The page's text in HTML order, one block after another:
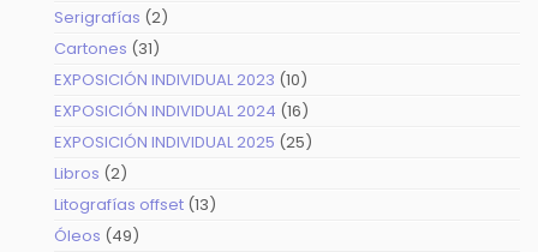
Serigrafías 22
Cartones 3131
productos
EXPOSICIÓN INDIVIDUAL 2023 1010
productos
EXPOSICIÓN INDIVIDUAL 2024 1616
productos
EXPOSICIÓN INDIVIDUAL 2025 2525
Libros 22
productos
Litografías offset 1313
Óleos 4949